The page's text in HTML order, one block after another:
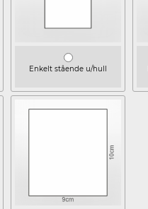
Enkelt stående u/hull